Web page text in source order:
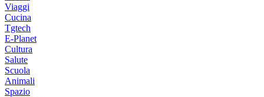
Viaggi
Cucina
Tgtech
E-Planet
Cultura
Salute
Scuola
Animali
Spazio